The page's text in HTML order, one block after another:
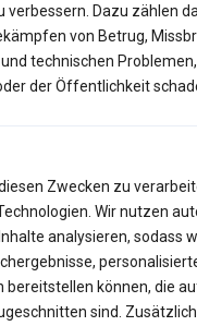
verbessern. Dazu zählen
von Betrug,
technischen Problemen,
der Öffentlichkeit
Zwecken zu
Wir nutzen
analysieren, sodass
bereitstellen können, die
sind.